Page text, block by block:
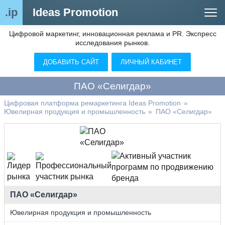
.ip Ideas Promotion
Сегменты рынка
Цифровой ремаркетинг (анализ рынка)
Видео
О нас
Цифровой маркетинг, инновационная реклама и PR. Экспресс
исследования рынков.
ДОБАВИТЬ САЙТ ЛИЧНЫЙ КАБИНЕТ
ПАО «Селигдар»
Цифровая платформа ремаркетинга Ideas Promotion »
Ювелирная продукция и промышленность » ПАО «Селигдар»
ПАО «Селигдар»
Ювелирная продукция и промышленность